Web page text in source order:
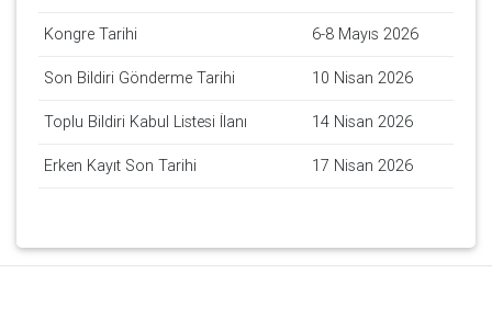
Kongre Tarihi 6-8 Mayıs 2026
Son Bildiri Gönderme Tarihi 10 Nisan 2026
Toplu Bildiri Kabul Listesi İlanı 14 Nisan 2026
Erken Kayıt Son Tarihi 17 Nisan 2026